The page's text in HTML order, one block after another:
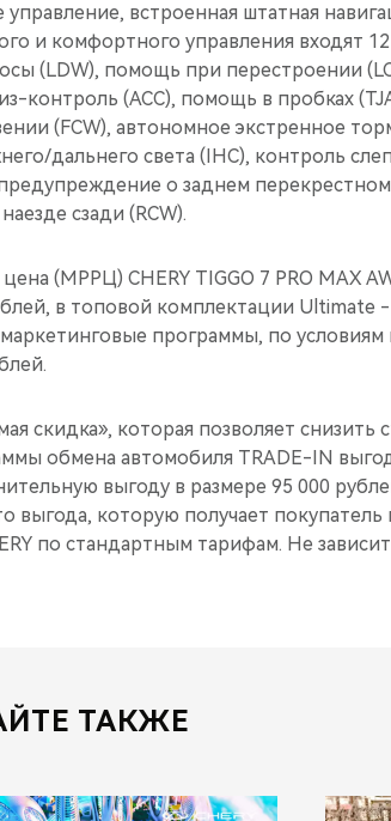
встроенная штатная
и комфортного управления входят
(LDW), помощь при перестроении
контроль (ACC), помощь в пробках
(FCW), автономное экстренное
дальнего света (IHC), контроль
о заднем перекрестном
сзади (RCW).
(МРРЦ) CHERY TIGGO 7 PRO MAX
в топовой комплектации Ultimate -
программы, по
скидка», которая позволяет снизить
обмена автомобиля TRADE-IN
выгоду в размере 95 000
выгода, которую получает покупатель
по стандартным тарифам. Не
ТАКЖЕ